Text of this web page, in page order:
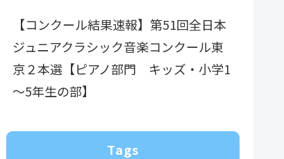
【コンクール結果速報】第51回全日本
ジュニアクラシック音楽コンクール東
京２本選【ピアノ部門 キッズ・小学1
～5年生の部】
Tags